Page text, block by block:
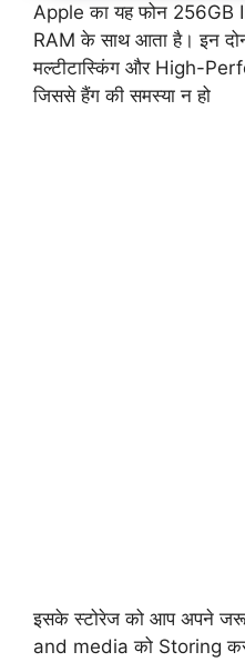
Apple का यह फोन
RAM के साथ आता है। इन
मल्टीटास्किंग और High-
जिससे हैंग की समस्या न हो
इसके स्टोरेज को आप अपने
and media को Storing